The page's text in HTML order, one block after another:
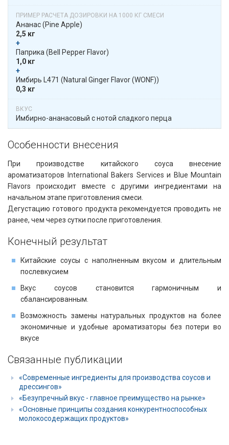
Ананас​​ (Pine Apple)
2,5 кг
+
​​ Паприка​​ (Bell Pepper Flavor)
1,0 кг
+
​​ Имбирь L471​​ (Natural Ginger Flavor (WONF))
0,3 кг
Имбирно-ананасовый с нотой сладкого перца
Особенности внесения​​
При производстве китайского соуса внесение
ароматизаторов International Bakers Services и Blue Mountain
Flavors происходит вместе с другими ингредиентами на
начальном этапе приготовления смеси.
Дегустацию готового продукта рекомендуется проводить не
ранее, чем через сутки после приготовления.
Конечный результат
Китайские соусы с наполненным вкусом и длительным
послевкусием
Вкус соусов становится гармоничным и
сбалансированным.
Возможность замены натуральных продуктов на более
экономичные и удобные ароматизаторы без потери во
вкусе
Связанные публикации
«Современные ингредиенты для производства соусов и
дрессингов»
«Безупречный вкус - главное преимущество на рынке»
«Основные принципы создания конкурентноспособных
молокосодержащих продуктов»